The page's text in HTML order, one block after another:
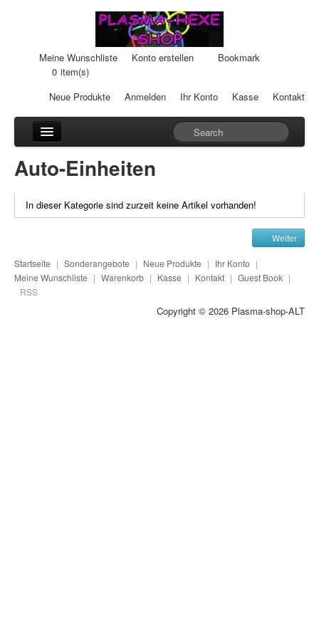
Meine Wunschliste Konto erstellen
Bookmark
0 item(s)
Neue Produkte
Anmelden Ihr Konto Kasse Kontakt
Cream-Dosen
Heilpads
Auto-Einheiten
In dieser Kategorie sind zurzeit keine Artikel vorhanden!
Weiter
Startseite | Sonderangebote | Neue Produkte | Ihr Konto |
Meine Wunschliste | Warenkorb | Kasse | Kontakt | Guest Book |
RSS
Copyright © 2026 Plasma-shop-ALT